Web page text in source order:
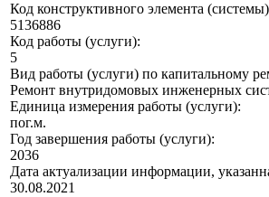
Код конструктивного элемента
5136886
Код работы (услуги):
5
Вид работы (услуги) по капитальному
Ремонт внутридомовых инженерных
Единица измерения работы (услуги):
пог.м.
Год завершения работы (услуги):
2036
Дата актуализации информации,
30.08.2021